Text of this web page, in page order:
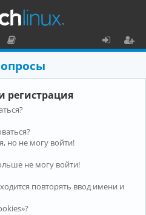
ку
м
е
н
та
ц
и
я
о
и
регистрация
но не могу войти!
не могу войти!
повторять ввод имени и